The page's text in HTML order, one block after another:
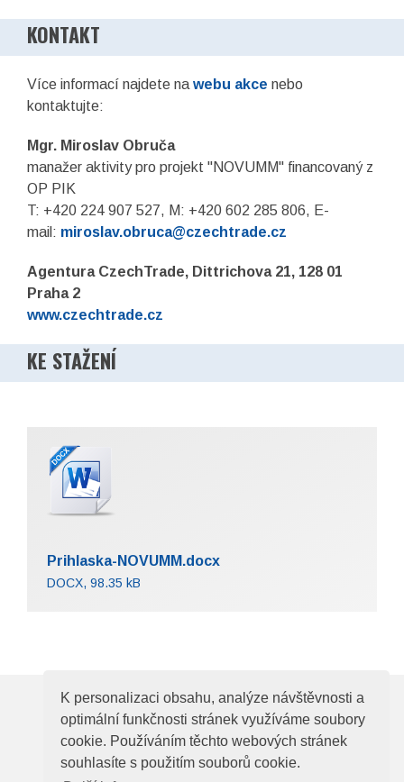
K personalizaci obsahu, analýze návštěvnosti a
optimální funkčnosti stránek využíváme soubory
cookie. Používáním těchto webových stránek
souhlasíte s použitím souborů cookie.
KONTAKT
Více informací najdete na webu akce nebo
kontaktujte:
Mgr. Miroslav Obruča
manažer aktivity pro projekt "NOVUMM" financovaný z
OP PIK
T: +420 224 907 527, M: +420 602 285 806, E-
mail: miroslav.obruca@czechtrade.cz
Agentura CzechTrade, Dittrichova 21, 128 01
Praha 2
www.czechtrade.cz
KE STAŽENÍ
Prihlaska-NOVUMM.docx
DOCX, 98.35 kB
© 2026Elektrotechnická asociace České
republiky